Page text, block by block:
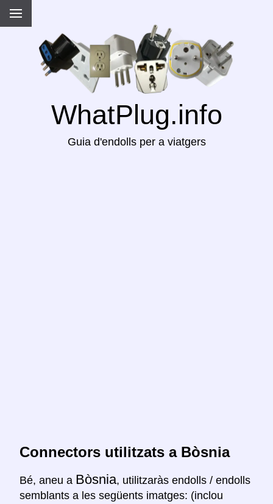
WhatPlug.info
Guia d'endolls per a viatgers
Connectors utilitzats a Bòsnia
Bé, aneu a Bòsnia, utilitzaràs endolls / endolls
semblants a les següents imatges: (inclou